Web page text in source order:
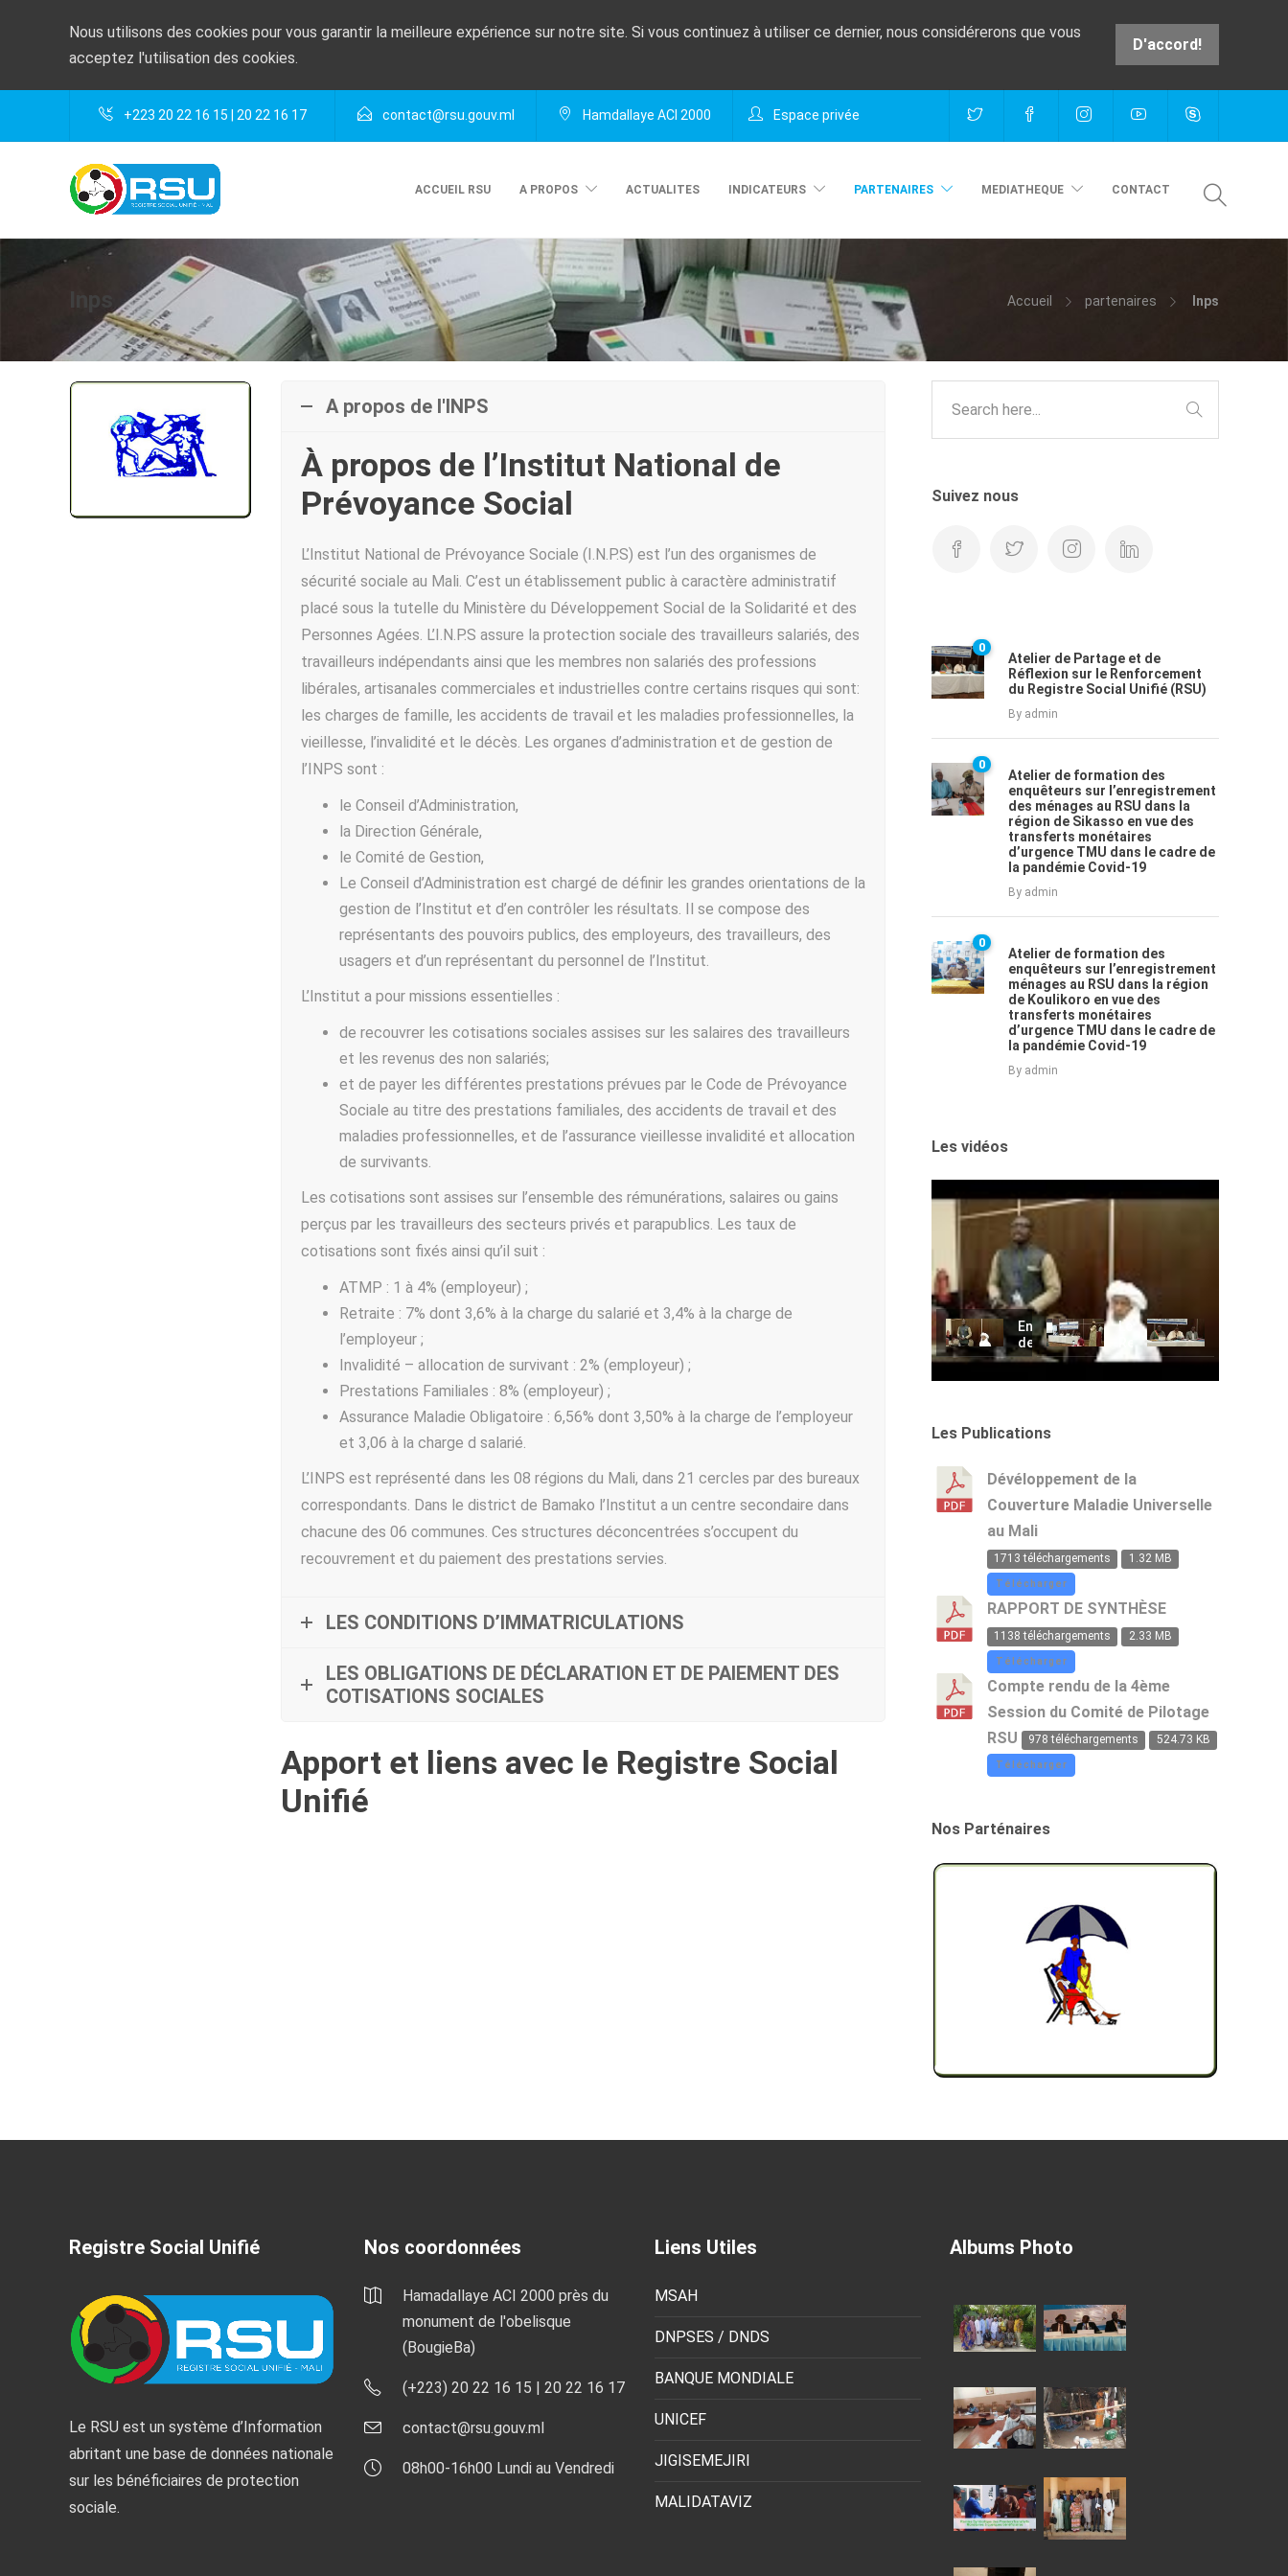
Nous utilisons des cookies pour vous garantir la meilleure expérience sur notre site. Si vous continuez à utiliser ce dernier, nous considérerons que vous
acceptez l'utilisation des cookies.
D'accord!
+223 20 22 16 15 | 20 22 16 17 contact@rsu.gouv.ml Hamdallaye ACI 2000 Espace privée
ACCUEIL RSU A PROPOS ACTUALITES INDICATEURS PARTENAIRES MEDIATHEQUE CONTACT
Inps Accueil partenaires Inps
A propos de l'INPS
À propos de l’Institut National de
Prévoyance Social
L’Institut National de Prévoyance Sociale (I.N.P.S) est l’un des organismes de
sécurité sociale au Mali. C’est un établissement public à caractère administratif
placé sous la tutelle du Ministère du Développement Social de la Solidarité et des
Personnes Agées. L’I.N.P.S assure la protection sociale des travailleurs salariés, des
travailleurs indépendants ainsi que les membres non salariés des professions
libérales, artisanales commerciales et industrielles contre certains risques qui sont:
les charges de famille, les accidents de travail et les maladies professionnelles, la
vieillesse, l’invalidité et le décès. Les organes d’administration et de gestion de
l’INPS sont :
le Conseil d’Administration,
la Direction Générale,
le Comité de Gestion,
Le Conseil d’Administration est chargé de définir les grandes orientations de la
gestion de l’Institut et d’en contrôler les résultats. Il se compose des
représentants des pouvoirs publics, des employeurs, des travailleurs, des
usagers et d’un représentant du personnel de l’Institut.
L’Institut a pour missions essentielles :
de recouvrer les cotisations sociales assises sur les salaires des travailleurs
et les revenus des non salariés;
et de payer les différentes prestations prévues par le Code de Prévoyance
Sociale au titre des prestations familiales, des accidents de travail et des
maladies professionnelles, et de l’assurance vieillesse invalidité et allocation
de survivants.
Les cotisations sont assises sur l’ensemble des rémunérations, salaires ou gains
perçus par les travailleurs des secteurs privés et parapublics. Les taux de
cotisations sont fixés ainsi qu’il suit :
ATMP : 1 à 4% (employeur) ;
Retraite : 7% dont 3,6% à la charge du salarié et 3,4% à la charge de
l’employeur ;
Invalidité – allocation de survivant : 2% (employeur) ;
Prestations Familiales : 8% (employeur) ;
Assurance Maladie Obligatoire : 6,56% dont 3,50% à la charge de l’employeur
et 3,06 à la charge d salarié.
L’INPS est représenté dans les 08 régions du Mali, dans 21 cercles par des bureaux
correspondants. Dans le district de Bamako l’Institut a un centre secondaire dans
chacune des 06 communes. Ces structures déconcentrées s’occupent du
recouvrement et du paiement des prestations servies.
LES CONDITIONS D’IMMATRICULATIONS
LES OBLIGATIONS DE DÉCLARATION ET DE PAIEMENT DES
COTISATIONS SOCIALES
Apport et liens avec le Registre Social
Unifié
Suivez nous
0
Atelier de Partage et de
Réflexion sur le Renforcement
du Registre Social Unifié (RSU)
By admin
0
Atelier de formation des
enquêteurs sur l’enregistrement
des ménages au RSU dans la
région de Sikasso en vue des
transferts monétaires
d’urgence TMU dans le cadre de
la pandémie Covid-19
By admin
0
Atelier de formation des
enquêteurs sur l’enregistrement
ménages au RSU dans la région
de Koulikoro en vue des
transferts monétaires
d’urgence TMU dans le cadre de
la pandémie Covid-19
By admin
Les vidéos
Engagements
de
certains
Finances
lors
l'atelier
de
partage
sur
le
RSU
Les
Recommandations
formulées
l'atelier
de
partage
réflexion
Les Publications
Dévéloppement de la
Couverture Maladie Universelle
au Mali
1713 téléchargements 1.32 MB
Télécharger
RAPPORT DE SYNTHÈSE
1138 téléchargements 2.33 MB
Télécharger
Compte rendu de la 4ème
Session du Comité de Pilotage
RSU
978 téléchargements 524.73 KB
Télécharger
Nos Parténaires
Registre Social Unifié
Le RSU est un système d’Information
abritant une base de données nationale
sur les bénéficiaires de protection
sociale.
Nos coordonnées
Hamadallaye ACI 2000 près du
monument de l'obelisque
(BougieBa)
(+223) 20 22 16 15 | 20 22 16 17
contact@rsu.gouv.ml
08h00-16h00 Lundi au Vendredi
Liens Utiles
MSAH
DNPSES / DNDS
BANQUE MONDIALE
UNICEF
JIGISEMEJIRI
MALIDATAVIZ
Albums Photo